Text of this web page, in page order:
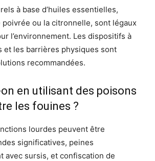
à base d’huiles essentielles,
poivrée ou la citronnelle, sont légaux
l’environnement. Les dispositifs à
et les barrières physiques sont
recommandées.
en utilisant des poisons
les fouines ?
lourdes peuvent être
significatives, peines
avec sursis, et confiscation de